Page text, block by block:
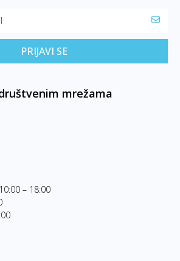
PRIJAVI SE
mrežama
– 18:00